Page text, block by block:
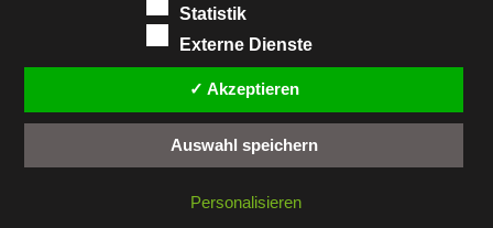
Erdbeer-Joghurt-Eis am Stil
Statistik
Externe Dienste
✓ Akzeptieren
Auswahl speichern
Personalisieren